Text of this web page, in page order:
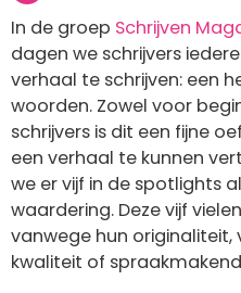
In de groep Schrijven
dagen we schrijvers
verhaal te schrijven: een
woorden. Zowel voor
schrijvers is dit een fijne
een verhaal te kunnen
we er vijf in de spotlights
waardering. Deze vijf
vanwege hun originaliteit,
kwaliteit of